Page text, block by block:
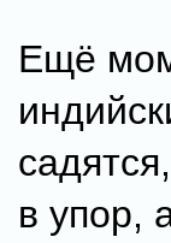
Ещё
в упор,